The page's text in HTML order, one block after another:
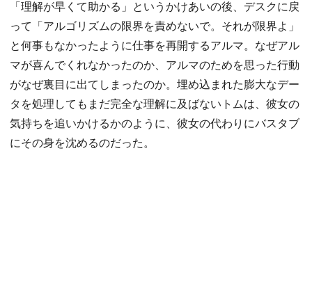
「理解が早くて助かる」というかけあいの後、デスクに戻
って「アルゴリズムの限界を責めないで。それが限界よ」
と何事もなかったように仕事を再開するアルマ。なぜアル
マが喜んでくれなかったのか、アルマのためを思った行動
がなぜ裏目に出てしまったのか。埋め込まれた膨大なデー
タを処理してもまだ完全な理解に及ばないトムは、彼女の
気持ちを追いかけるかのように、彼女の代わりにバスタブ
にその身を沈めるのだった。